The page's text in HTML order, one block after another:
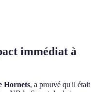
immédiat à
Hornets, a prouvé qu'il était